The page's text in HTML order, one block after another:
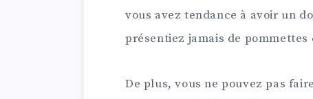
vous avez tendance à avoir un
présentiez jamais de pommettes
De plus, vous ne pouvez pas